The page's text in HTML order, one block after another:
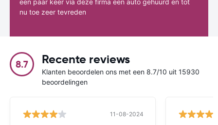
nu toe zeer tevreden
8.7 Recente reviews
Klanten beoordelen ons met een 8.7/10 uit 15930
beoordelingen
11-08-2024